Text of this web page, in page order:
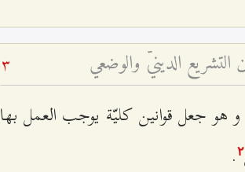
الدينيّ والوضعي 3
هو جعل قوانين كليّة يوجب العمل بها
٢.